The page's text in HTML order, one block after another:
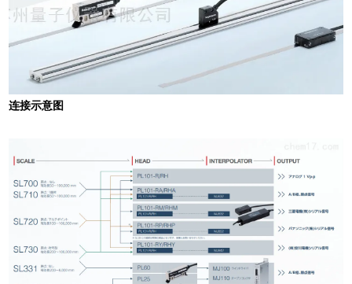
连接示意图